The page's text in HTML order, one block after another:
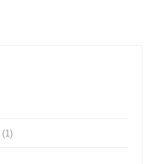
(1)